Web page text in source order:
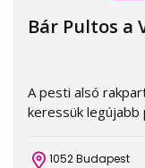
Bár Pultos a
A pesti alsó
keressük legújabb
1052 Budapest